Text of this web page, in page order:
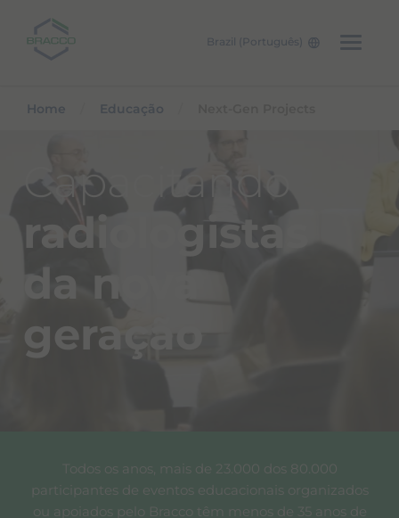
Brazil (Português)
Home Educação
Capacitando
radiologistas
da nova
geração
Todos os anos, mais de 23.000 dos 80.000
participantes de eventos educacionais organizados
ou apoiados pelo Bracco têm menos de 35 anos de